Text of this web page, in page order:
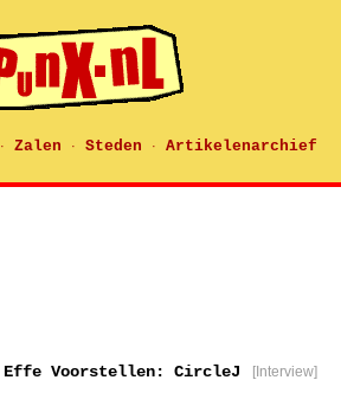
· Zalen · Steden · Artikelenarchief
Effe Voorstellen: CircleJ [Interview]